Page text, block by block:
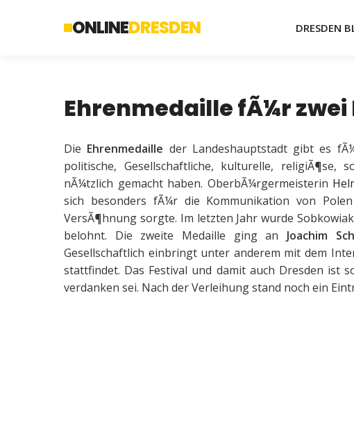
ONLINEDRESDEN DRESDEN
Ehrenmedaille fÃ¼r
Die Ehrenmedaille der Landeshauptstadt gibt es
politische, Gesellschaftliche, kulturelle, religiÃ¶se,
nÃ¼tzlich gemacht haben. OberbÃ¼rgermeisterin
sich besonders fÃ¼r die Kommunikation von
VersÃ¶hnung sorgte. Im letzten Jahr wurde
belohnt. Die zweite Medaille ging an Joachim
Gesellschaftlich einbringt unter anderem mit dem
stattfindet. Das Festival und damit auch Dresden ist
verdanken sei. Nach der Verleihung stand noch ein